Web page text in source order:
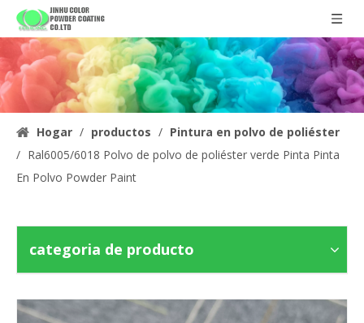
Hogar / productos / Pintura en polvo de poliéster
/ Ral6005/6018 Polvo de polvo de poliéster verde Pinta Pinta
En Polvo Powder Paint
categoria de producto